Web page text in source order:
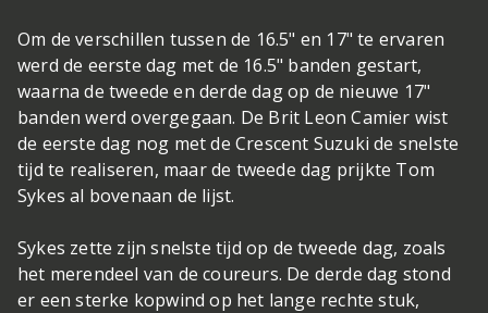
Om de verschillen tussen de 16.5" en 17" te ervaren
werd de eerste dag met de 16.5" banden gestart,
waarna de tweede en derde dag op de nieuwe 17"
banden werd overgegaan. De Brit Leon Camier wist
de eerste dag nog met de Crescent Suzuki de snelste
tijd te realiseren, maar de tweede dag prijkte Tom
Sykes al bovenaan de lijst.
Sykes zette zijn snelste tijd op de tweede dag, zoals
het merendeel van de coureurs. De derde dag stond
er een sterke kopwind op het lange rechte stuk,